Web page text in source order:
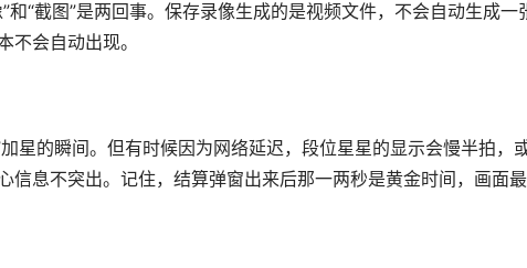
“截图”是两回事。保存录像生成的是视频文件，不会自动生成一
不会自动出现。
星的瞬间。但有时候因为网络延迟，段位星星的显示会慢半拍，
信息不突出。记住，结算弹窗出来后那一两秒是黄金时间，画面